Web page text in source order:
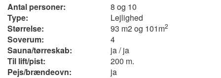
Antal personer:
8 og 10
Type:
Lejlighed
Størrelse:
93 m2 og 101m2
Soverum:
4
Sauna/tørreskab:
ja / ja
Til lift/pist:
200 m.
Pejs/brændeovn:
ja